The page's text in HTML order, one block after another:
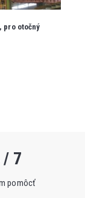
pro otočný
/ 7
pomôcť